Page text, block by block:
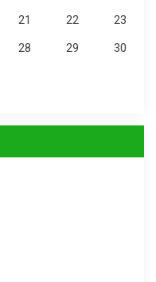
21 22
23
28 29
30